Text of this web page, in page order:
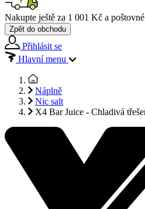
Nakupte ještě za 1 001 Kč a
Zpět do obchodu
Přihlásit se
Hlavní menu
Náplně
Nic salt
X4 Bar Juice - Chladivá